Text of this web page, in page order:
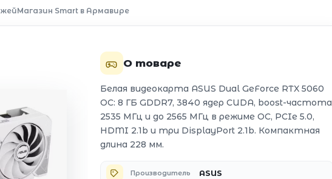
Магазин Smart в Армавире
О товаре
Белая видеокарта ASUS Dual GeForce RTX 5060
OC: 8 ГБ GDDR7, 3840 ядер CUDA, boost-частота
2535 МГц и до 2565 МГц в режиме OC, PCIe 5.0,
HDMI 2.1b и три DisplayPort 2.1b. Компактная
длина 228 мм.
Производитель ASUS